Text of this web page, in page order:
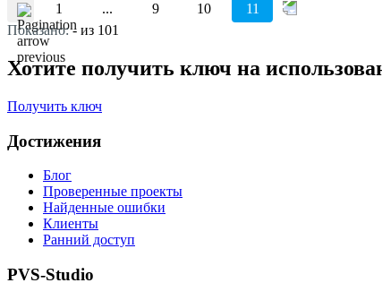
1 ... 9 10
11
Показано: - из 101
Хотите получить ключ на
Получить ключ
Достижения
Блог
Проверенные проекты
Найденные ошибки
Клиенты
Ранний доступ
PVS-Studio